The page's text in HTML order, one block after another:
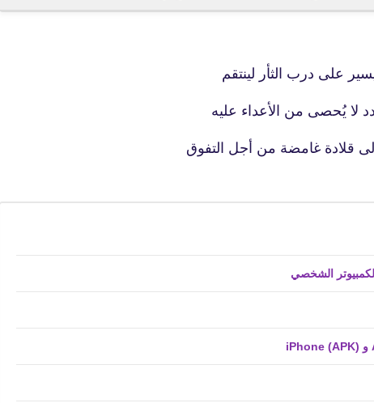
لا يُحصى من الأعداء عليه
إلى قلادة غامضة من أجل التفوق